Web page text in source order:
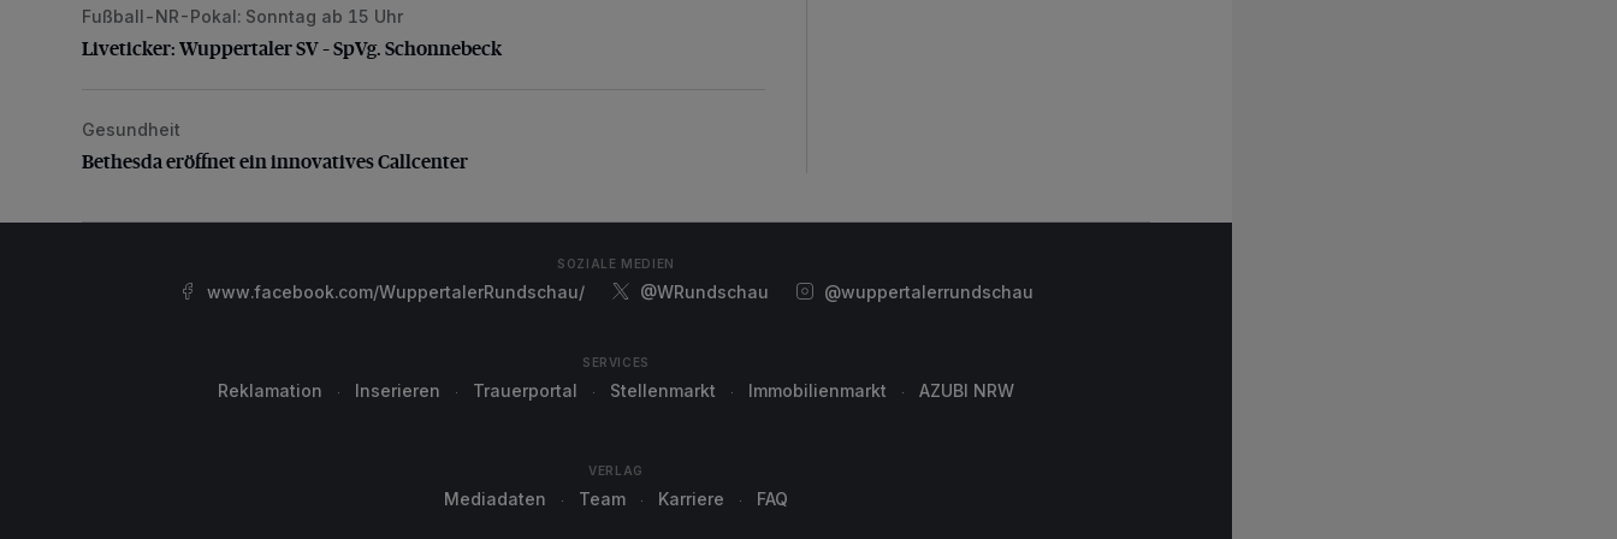
Liveticker: Wuppertaler SV – SpVg. Schonnebeck
Fußball-NR-Pokal: Sonntag ab 15 Uhr
Liveticker: Wuppertaler SV – SpVg. Schonnebeck
Bethesda eröffnet ein innovatives Callcenter
Gesundheit
Bethesda eröffnet ein innovatives Callcenter
SOZIALE MEDIEN
www.facebook.com/WuppertalerRundschau/ @WRundschau @wuppertalerrundschau
SERVICES
Reklamation Inserieren Trauerportal Stellenmarkt Immobilienmarkt AZUBI NRW
VERLAG
Mediadaten Team Karriere FAQ